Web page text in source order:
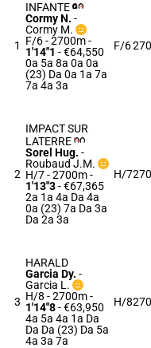
1
INFANTE
Cormy N. -
Cormy M.
F/6 - 2700m-
1'14"1 - €64,550
0a 5a 8a 0a 0a
(23) Da 0a 1a 7a
7a 4a 3a
F/6
2
IMPACT SUR
LATERRE
Sorel Hug. -
Roubaud J.M.
H/7 - 2700m-
1'13"3- €67,365
2a 1a 4a Da 4a
0a (23) 7a Da 3a
Da 2a 3a
H/7
3
HARALD
Garcia Dy. -
Garcia L.
H/8 - 2700m-
1'14"8- €63,950
4a 5a 4a 1a Da
Da Da (23) Da 5a
4a 3a 7a
H/8